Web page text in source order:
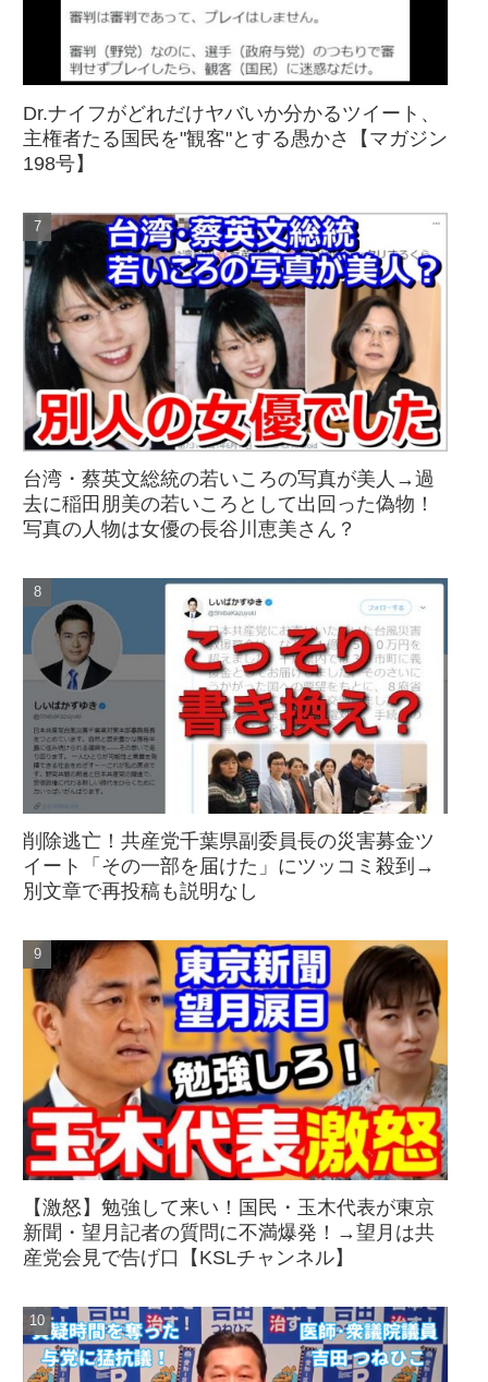
Dr.ナイフがどれだけヤバいか分かるツイート、
主権者たる国民を"観客"とする愚かさ【マガジン
198号】
台湾・蔡英文総統の若いころの写真が美人→過
去に稲田朋美の若いころとして出回った偽物！
写真の人物は女優の長谷川恵美さん？
削除逃亡！共産党千葉県副委員長の災害募金ツ
イート「その一部を届けた」にツッコミ殺到→
別文章で再投稿も説明なし
【激怒】勉強して来い！国民・玉木代表が東京
新聞・望月記者の質問に不満爆発！→望月は共
産党会見で告げ口【KSLチャンネル】